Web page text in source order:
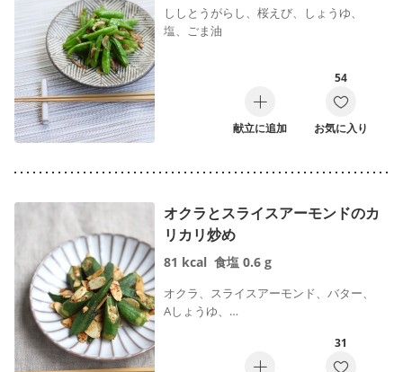
ししとうがらし、桜えび、しょうゆ、
塩、ごま油
献立に追加
54
お気に入り
オクラとスライスアーモンドのカ
リカリ炒め
81 kcal 食塩 0.6 g
オクラ、スライスアーモンド、バター、
Aしょうゆ、…
31